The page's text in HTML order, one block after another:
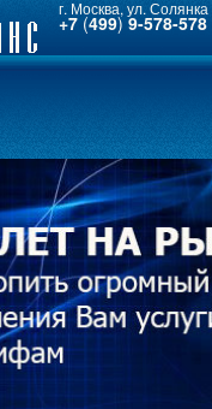
г. Москва, ул.
+7 (499)9-578-578